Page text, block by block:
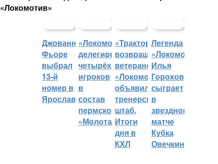
«Локомотив»
Джованни
Фьоре
выбрал
13-й
номер в
Ярославле
«Локомотив»
делегировал
четырёх
игроков
в
состав
пермского
«Молота»
«Трактор»
возвращает
ветеранов,
«Локомотив»
объявил
тренерский
штаб.
Итоги
дня в
КХЛ
Легенда
«Локомотива»
Илья
Горохов
сыграет
в
звездном
матче
Кубка
Овечкина